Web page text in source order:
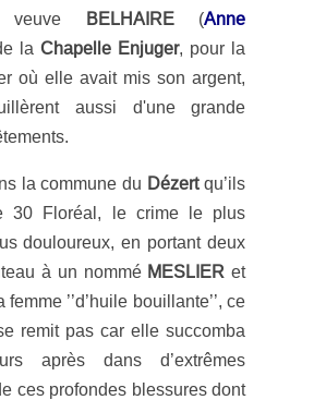
veuve
BELHAIRE(Anne
la Chapelle Enjuger, pour la
où elle avait mis son argent,
aussi d'une grande
la commune du Dézertqu’ils
30 Floréal, le crime le plus
douloureux, en portant deux
à un nommé MESLIER et
’’d’huile bouillante’’, ce
remit pas car elle succomba
après dans d’extrêmes
ces profondes blessures dont